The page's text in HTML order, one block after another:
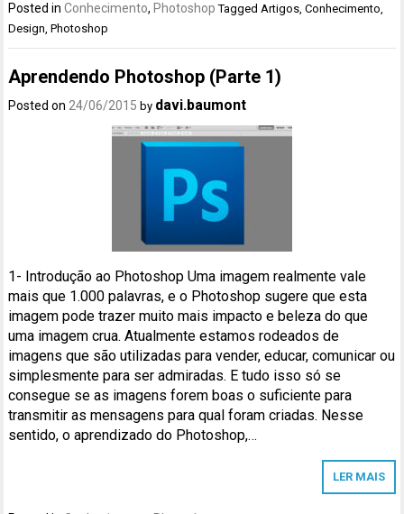
Posted inConhecimento, Photoshop TaggedArtigos,Conhecimento,
Design,Photoshop
Aprendendo Photoshop (Parte 1)
Posted on 24/06/2015 by davi.baumont
1- Introdução ao Photoshop Uma imagem realmente vale
mais que 1.000 palavras, e o Photoshop sugere que esta
imagem pode trazer muito mais impacto e beleza do que
uma imagem crua. Atualmente estamos rodeados de
imagens que são utilizadas para vender, educar, comunicar ou
simplesmente para ser admiradas. E tudo isso só se
consegue se as imagens forem boas o suficiente para
transmitir as mensagens para qual foram criadas. Nesse
sentido, o aprendizado do Photoshop,…
LER MAIS